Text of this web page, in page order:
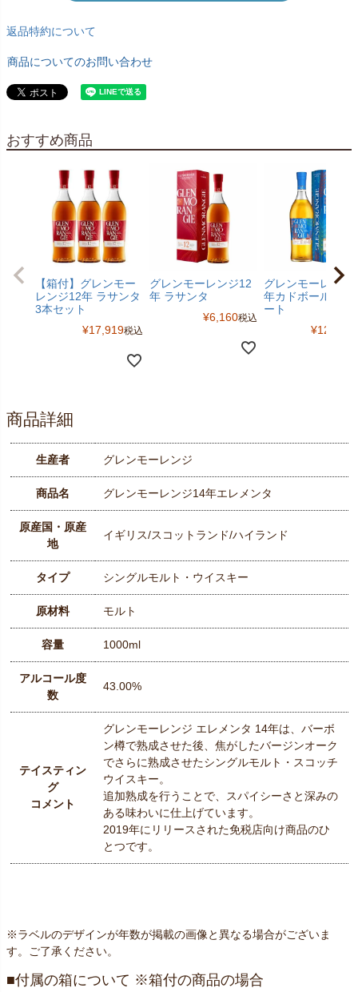
返品特約について
商品についてのお問い合わせ
おすすめ商品
【箱付】グレンモー
レンジ12年 ラサンタ
3本セット
¥17,919税込
グレンモーレンジ12
年 ラサンタ
¥6,160税込
グレンモーレンジ
年カドボール エ
ート
¥12,540
商品詳細
生産者 グレンモーレンジ
商品名 グレンモーレンジ14年エレメンタ
原産国・原産
地
イギリス/スコットランド/ハイランド
タイプ シングルモルト・ウイスキー
原材料 モルト
容量 1000ml
アルコール度
数
43.00%
テイスティン
グ
コメント
グレンモーレンジ エレメンタ 14年は、バーボ
ン樽で熟成させた後、焦がしたバージンオーク
でさらに熟成させたシングルモルト・スコッチ
ウイスキー。
追加熟成を行うことで、スパイシーさと深みの
ある味わいに仕上げています。
2019年にリリースされた免税店向け商品のひ
とつです。
※ラベルのデザインが年数が掲載の画像と異なる場合がございま
す。ご了承ください。
付属の箱について ※箱付の商品の場合